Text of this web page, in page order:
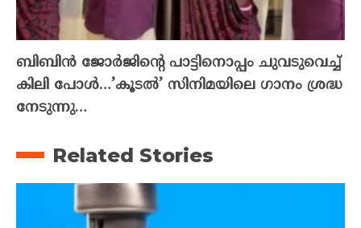
ബിബിൻ ജോർജിന്റെ പാട്ടിനൊപ്പം ചുവടുവെച്ച്
കിലി പോൾ…’കൂടൽ’ സിനിമയിലെ ഗാനം ശ്രദ്ധ
നേടുന്നു…
Related Stories